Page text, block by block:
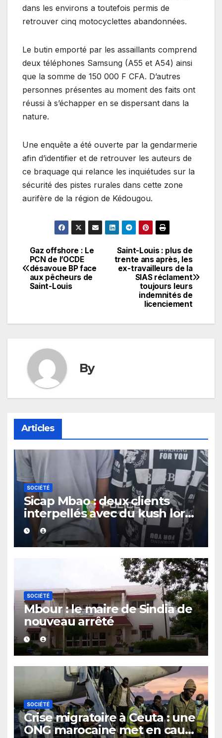
dans les environs a toutefois permis de
retrouver cinq motocyclettes abandonnées.
Le butin emporté par les assaillants comprend
deux téléphones Samsung (A55 et A54) ainsi
que la somme de 150 000 F CFA. D’autres
personnes présentes au moment des faits ont
réussi à s’échapper en se dispersant dans la
nature.
Une enquête a été ouverte par la gendarmerie
afin d’identifier et de retrouver les auteurs de
ce braquage qui relance les inquiétudes sur la
sécurité des pistes rurales dans cette zone
aurifère de la région de Kédougou.
Navigation
de
Saint-Louis : plus de
trente ans après, les
ex-travailleurs de la
SIAS réclament
toujours leurs
indemnités de
licenciement
Gaz offshore : Le
PCN de l’OCDE
désavoue BP face
aux pêcheurs de
Saint-Louis
By
Articles
SOCIÉTÉ
Sicap Mbao : deux clients
interpellés avec du kush lors
d’un contrôle de police dans
un bar
SOCIÉTÉ
Mbour : le maire de Sindia de
nouveau arrêté
SOCIÉTÉ
Crise migratoire à Ceuta : une
ONG marocaine met en cause